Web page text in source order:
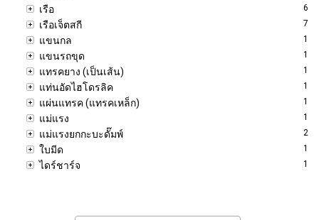
เรือ 6
เรือเจ็ตสกี 7
แขนกล 1
แขนรถขุด 1
แทรคยาง (เป็นเส้น) 1
แท่นอัดไฮโดรลิค 1
แผ่นแทรค (แทรคเหล็ก) 1
แม่แรง 1
แม่แรงยกกะบะดั๊มพ์ 2
ใบมีด 1
ไดร์ชาร์จ 1